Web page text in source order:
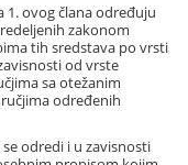
1. ovog člana određuju
zakonom
tih sredstava po vrsti
od vrste
sa otežanim
određenih
odredi i u zavisnosti